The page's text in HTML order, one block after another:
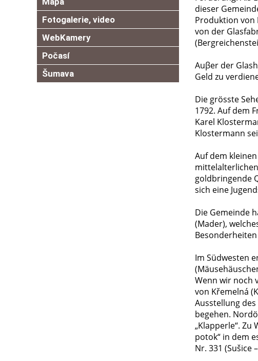
Fotogalerie, video
WebKamery
Počasí
Šumava
dieser
Produktion von
von der
Auβer der
Geld zu
Die grösste
1792. Auf dem
Karel
Klostermann
Auf dem
goldbringende
sich eine
Die Gemeinde
(Mader),
Im Südwesten
Wenn wir noch
von Křemelná
Ausstellung des
begehen.
„Klapperle“. Zu
potok“ in dem
Nr. 331 (Sušice